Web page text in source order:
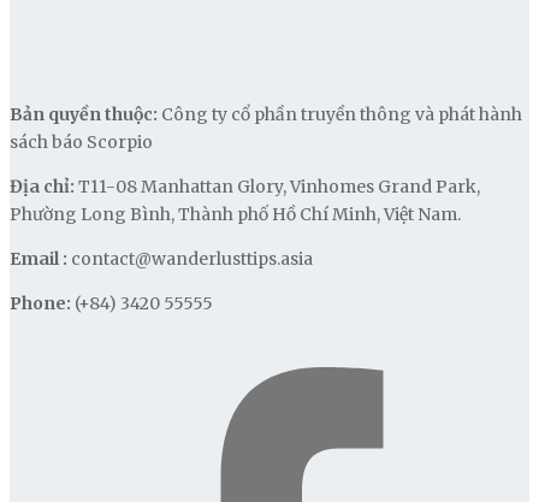
Bản quyền thuộc: Công ty cổ phần truyền thông và phát hành
sách báo Scorpio
Địa chỉ: T11-08 Manhattan Glory, Vinhomes Grand Park,
Phường Long Bình, Thành phố Hồ Chí Minh, Việt Nam.
Email : contact@wanderlusttips.asia
Phone: (+84) 3420 55555